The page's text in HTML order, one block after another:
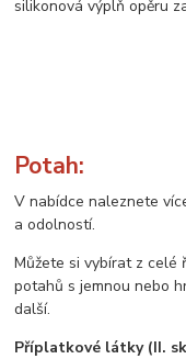
silikonová výplň opěru
Potah:
V nabídce naleznete
a odolností.
Můžete si vybírat z celé
potahů s jemnou nebo
další.
Příplatkové látky (II.